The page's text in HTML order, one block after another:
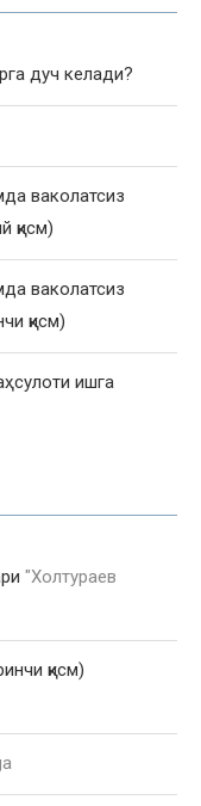
дуч келади?
ваколатсиз
қисм)
ваколатсиз
қисм)
ишга
"Холтураев
қисм)